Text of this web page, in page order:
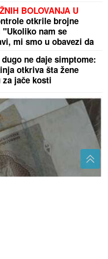
BOLOVANJA U
otkrile brojne
nam se
mi smo u obavezi da
ne daje simptome:
otkriva šta žene
jače kosti